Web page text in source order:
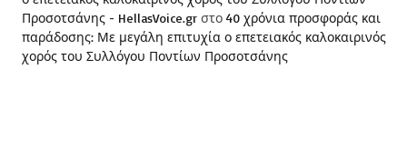
Προσοτσάνης - HellasVoice.gr στο 40 χρόνια προσφοράς και
παράδοσης: Με μεγάλη επιτυχία ο επετειακός καλοκαιρινός
χορός του Συλλόγου Ποντίων Προσοτσάνης